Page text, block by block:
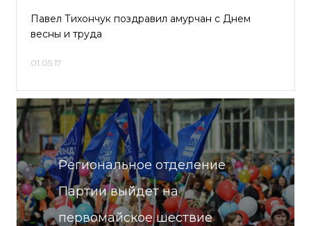
Павел Тихончук поздравил амурчан с Днем
весны и труда
01.05.17
Региональное отделение
Партии выйдет на
первомайское шествие